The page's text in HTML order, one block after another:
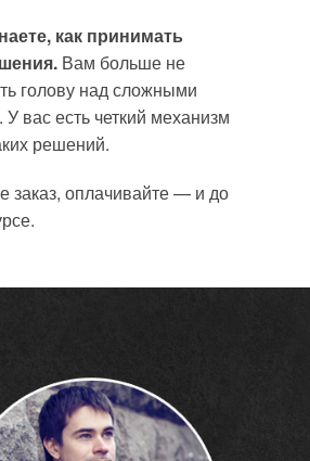
как принимать
Вам больше не
голову над сложными
вас есть четкий механизм
решений.
заказ, оплачивайте — и до